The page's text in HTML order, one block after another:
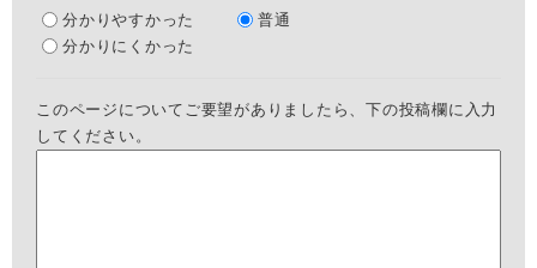
分かりやすかった
普通
分かりにくかった
このページについてご要望がありましたら、下の投稿欄に入力
してください。